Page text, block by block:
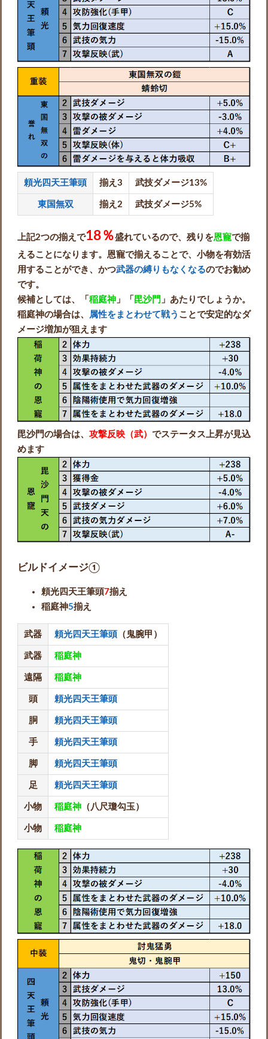
頼光四天王筆頭 揃え3 武技ダメージ13%
東国無双 揃え2 武技ダメージ5%
上記2つの揃えで18％盛れているので、残りを恩寵で揃
えることになります。恩寵で揃えることで、小物を有効活
用することができ、かつ武器の縛りもなくなるのでお勧め
です。
候補としては、「 稲庭神 」「 毘沙門 」あたりでしょうか。
稲庭神の場合は、
属性をまとわせて戦う ことで安定的なダ
メージ増加が狙えます
毘沙門の場合は、 攻撃反映（武） でステータス上昇が見込
めます
ビルドイメージ①
頼光四天王筆頭7揃え
稲庭神5揃え
武器 頼光四天王筆頭 （鬼腕甲）
武器 稲庭神
遠隔 稲庭神
頭 頼光四天王筆頭
胴 頼光四天王筆頭
手 頼光四天王筆頭
脚 頼光四天王筆頭
足 頼光四天王筆頭
小物 稲庭神 （八尺瓊勾玉）
小物 稲庭神